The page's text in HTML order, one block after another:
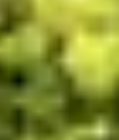
Destillerien &
Weingüter &
Weingüter &
Weingüter &
Rumbrennereien &
Destillerien &